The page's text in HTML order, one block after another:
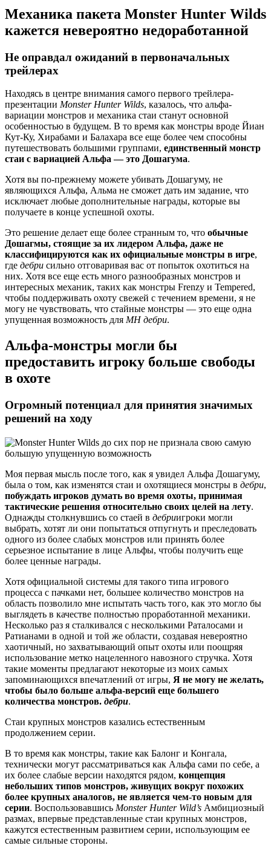
Механика пакета Monster Hunter Wilds
кажется невероятно недоработанной
Не оправдал ожиданий в первоначальных
трейлерах
Находясь в центре внимания самого первого трейлера-
презентации Monster Hunter Wilds, казалось, что альфа-
вариации монстров и механика стаи станут основной
особенностью в будущем. В то время как монстры вроде Йиан
Кут-Ку, Хирабами и Балахара все еще более чем способны
путешествовать большими группами, единственный монстр
стаи с вариацией Альфа — это Дошагума.
Хотя вы по-прежнему можете убивать Дошагуму, не
являющихся Альфа, Альма не сможет дать им задание, что
исключает любые дополнительные награды, которые вы
получаете в конце успешной охоты.
Это решение делает еще более странным то, что обычные
Дошагмы, стоящие за их лидером Альфа, даже не
классифицируются как их официальные монстры в игре,
где дебри сильно отговаривая вас от попыток охотиться на
них. Хотя все еще есть много разнообразных монстров и
интересных механик, таких как монстры Frenzy и Tempered,
чтобы поддерживать охоту свежей с течением времени, я не
могу не чувствовать, что стайные монстры — это еще одна
упущенная возможность для MH дебри.
Альфа-монстры могли бы
предоставить игроку больше свободы
в охоте
Огромный потенциал для принятия значимых
решений на ходу
Моя первая мысль после того, как я увидел Альфа Дошагуму,
была о том, как изменятся стаи и охотящиеся монстры в дебри,
побуждать игроков думать во время охоты, принимая
тактические решения относительно своих целей на лету.
Однажды столкнувшись со стаей в дебриигроки могли
выбрать, хотят ли они попытаться отпугнуть и преследовать
одного из более слабых монстров или принять более
серьезное испытание в лице Альфы, чтобы получить еще
более ценные награды.
Хотя официальной системы для такого типа игрового
процесса с пачками нет, большее количество монстров на
область позволило мне испытать часть того, как это могло бы
выглядеть в качестве полностью проработанной механики.
Несколько раз я сталкивался с несколькими Раталосами и
Ратианами в одной и той же области, создавая невероятно
хаотичный, но захватывающий опыт охоты или поощряя
использование метко нацеленного навозного стручка. Хотя
такие моменты предлагают некоторые из моих самых
запоминающихся впечатлений от игры, Я не могу не желать,
чтобы было больше альфа-версий еще большего
количества монстров. дебри.
Стаи крупных монстров казались естественным
продолжением серии.
В то время как монстры, такие как Балонг и Конгала,
технически могут рассматриваться как Альфа сами по себе, а
их более слабые версии находятся рядом, концепция
небольших типов монстров, живущих вокруг похожих
более крупных аналогов, не является чем-то новым для
серии. Воспользовавшись Monster Hunter Wild’s Амбициозный
размах, впервые представленные стаи крупных монстров,
кажутся естественным развитием серии, использующим ее
самые сильные стороны.